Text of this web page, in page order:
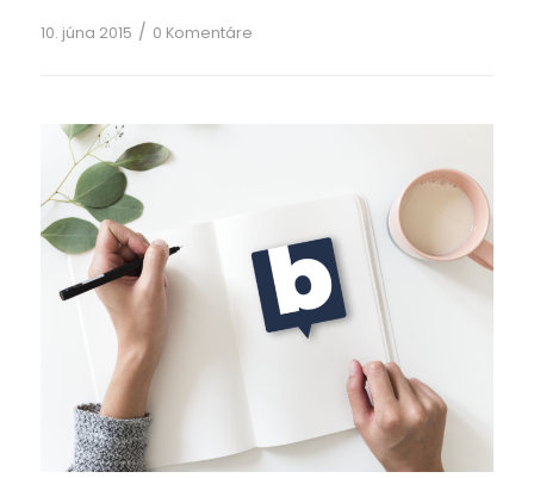
nepostrádateľnou súčasťou bytia? Pre
niektorých skalných, zrejme áno. Politika v
v parlamente ľudí, ktorí sa tam zubami
nechtami držia pomaly od revolúcie v ´89? NIE!
[…]
10. júna 2015 / 0 Komentáre